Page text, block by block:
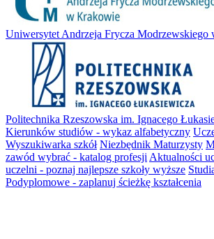
Uniwersytet Andrzeja Frycza Modrzewskiego
Politechnika Rzeszowska im. Ignacego
Kierunków studiów - wykaz alfabetyczny
Wyszukiwarka szkół Niezbędnik Maturzysty
zawód wybrać - katalog profesji Aktualności
uczelni - poznaj najlepsze szkoły wyższe
Podyplomowe - zaplanuj ścieżkę kształcenia